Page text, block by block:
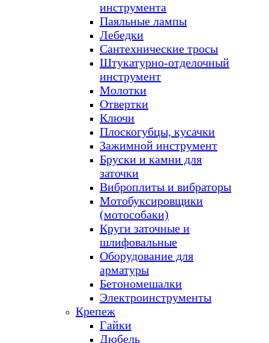
инструмента
Паяльные лампы
Лебедки
Сантехнические тросы
Штукатурно-отделочный
инструмент
Молотки
Отвертки
Ключи
Плоскогубцы, кусачки
Зажимной инструмент
Бруски и камни для
заточки
Виброплиты и вибраторы
Мотобуксировщики
(мотособаки)
Круги заточные и
шлифовальные
Оборудование для
арматуры
Бетономешалки
Электроинструменты
Крепеж
Гайки
Дюбель